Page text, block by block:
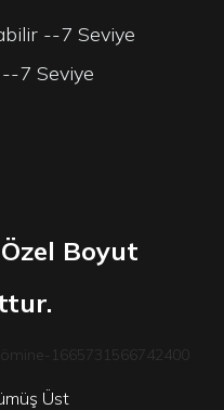
--7 Seviye
--7 Seviye
Boyut
Üst